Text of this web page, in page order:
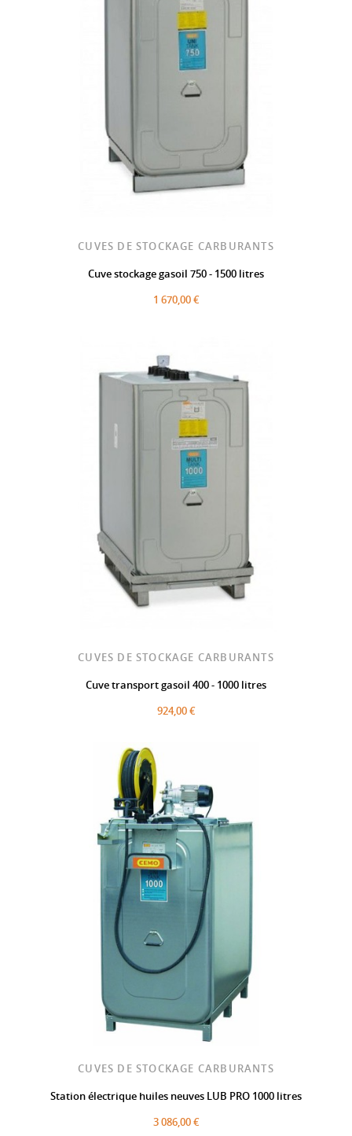
CUVES DE STOCKAGE CARBURANTS
Cuve stockage gasoil 750 - 1500 litres
1 670,00 €
CUVES DE STOCKAGE CARBURANTS
Cuve transport gasoil 400 - 1000 litres
924,00 €
CUVES DE STOCKAGE CARBURANTS
Station électrique huiles neuves LUB PRO 1000 litres
3 086,00 €